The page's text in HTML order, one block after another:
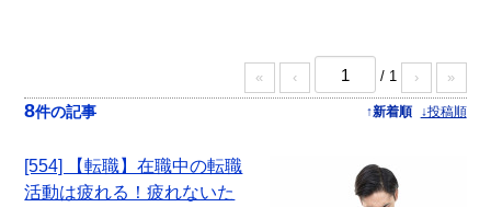
8件の記事 ↑新着順 ↓投稿順
« ‹ / 1 › »
[554] 【転職】在職中の転職
活動は疲れる！疲れないた